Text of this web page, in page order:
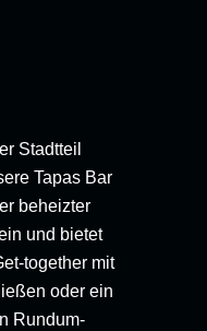
Stadtteil
Tapas Bar
beheizter
und bietet
together mit
oder ein
Rundum-